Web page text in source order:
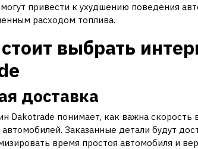
привести к ухудшению поведения
расходом топлива.
выбрать
доставка
Dakotrade понимает, как важна скорость
автомобилей. Заказанные детали будут
время простоя автомобиля и